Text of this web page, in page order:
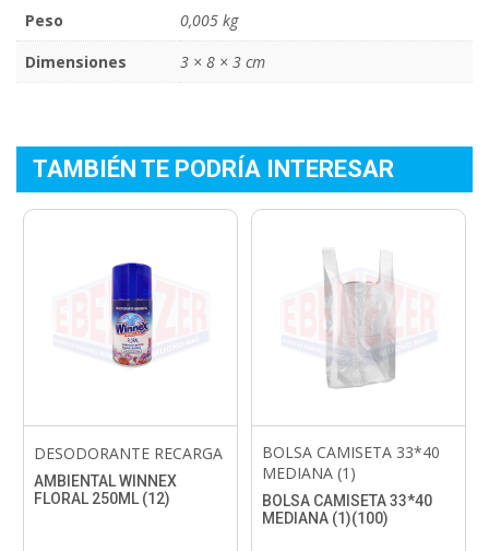
Peso
0,005 kg
Dimensiones
3 × 8 × 3 cm
TAMBIÉN TE PODRÍA INTERESAR
DESODORANTE RECARGA
AMBIENTAL WINNEX
FLORAL 250ML (12)
BOLSA CAMISETA 33*40
MEDIANA (1)
BOLSA CAMISETA 33*40
MEDIANA (1)(100)